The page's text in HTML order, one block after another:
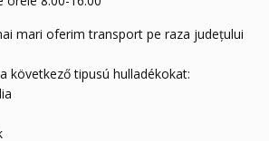
mari oferim transport pe raza judeţului
következő tipusú hulladékokat: